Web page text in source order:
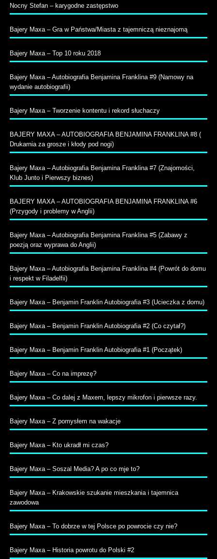
Nocny Stefan – karygodne zastępstwo
Bajery Maxa – Gra w Państwa/Miasta z tajemniczą nieznajomą
Bajery Maxa – Top 10 roku 2018
Bajery Maxa – Autobiografia Benjamina Franklina #9 (Namowy na
wydanie autobiografii)
Bajery Maxa – Tworzenie kontentu i rekord słuchaczy
BAJERY MAXA – AUTOBIOGRAFIA BENJAMINA FRANKLINA #8 (
Drukarnia za grosze i kłody pod nogi)
Bajery Maxa – Autobiografia Benjamina Franklina #7 (Znajomości,
Klub Junto i Pierwszy biznes)
BAJERY MAXA – AUTOBIOGRAFIA BENJAMINA FRANKLINA #6
(Przygody i problemy w Anglii)
Bajery Maxa – Autobiografia Benjamina Franklina #5 (Zabawy z
poezją oraz wyprawa do Anglii)
Bajery Maxa – Autobiografia Benjamina Franklina #4 (Powrót do domu
i respekt w Filadelfii)
Bajery Maxa – Benjamin Franklin Autobiografia #3 (Ucieczka z domu)
Bajery Maxa – Benjamin Franklin Autobiografia #2 (Co czytał?)
Bajery Maxa – Benjamin Franklin Autobiografia #1 (Początek)
Bajery Maxa – Co na imprezę?
Bajery Maxa – Co dalej z Maxem, lepszy mikrofon i pierwsze razy.
Bajery Maxa – Z pomysłem na wakacje
Bajery Maxa – Kto ukradł mi czas?
Bajery Maxa – Soszal Media? A po co mje to?
Bajery Maxa – Krakowskie szukanie mieszkania i tajemnica
zawodowa
Bajery Maxa – To dobrze w tej Polsce po powrocie czy nie?
Bajery Maxa – Historia powrotu do Polski #2